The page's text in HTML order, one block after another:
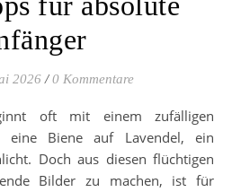
2026 / 0 Kommentare
Biene auf Lavendel, ein
Doch aus diesen flüchtigen
Bilder zu machen, ist für